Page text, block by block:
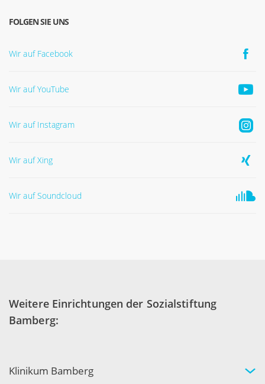
FOLGEN SIE UNS
Wir auf Facebook
Wir auf YouTube
Wir auf Instagram
Wir auf Xing
Wir auf Soundcloud
Weitere Einrichtungen der Sozialstiftung
Bamberg:
Klinikum Bamberg